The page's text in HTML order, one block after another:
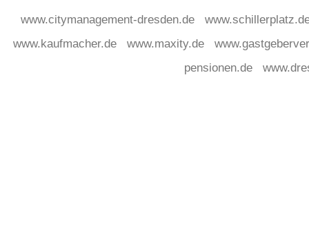
www.citymanagement-dresden.de
www.kaufmacher.de
www.maxity.de
pensionen.de